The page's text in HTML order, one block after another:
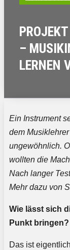
–
LERNEN
Ein Instrument
dem
ungewöhnlich.
wollten die
Nach langer
Mehr dazu von
Wie lässt sich
Punkt bringen?
Das ist